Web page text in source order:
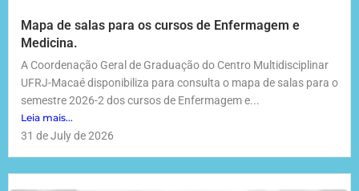
Mapa de salas para os cursos de Enfermagem e
Medicina.
A Coordenação Geral de Graduação do Centro Multidisciplinar
UFRJ-Macaé disponibiliza para consulta o mapa de salas para o
semestre 2026-2 dos cursos de Enfermagem e...
Leia mais...
31 de July de 2026